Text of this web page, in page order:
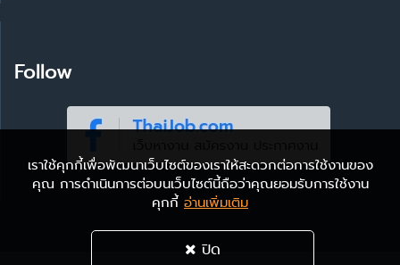
Follow
เราใช้คุกกี้เพื่อพัฒนาเว็บไซต์ของเราให้สะดวกต่อการใช้งานของ
คุณ การดำเนินการต่อบนเว็บไซต์นี้ถือว่าคุณยอมรับการใช้งาน
คุกกี้ อ่านเพิ่มเติม
ปิด